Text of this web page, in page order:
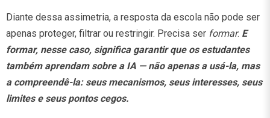
Diante dessa assimetria, a resposta da escola não pode ser
apenas proteger, filtrar ou restringir. Precisa ser formar. E
formar, nesse caso, significa garantir que os estudantes
também aprendam sobre a IA — não apenas a usá-la, mas
a compreendê-la: seus mecanismos, seus interesses, seus
limites e seus pontos cegos.